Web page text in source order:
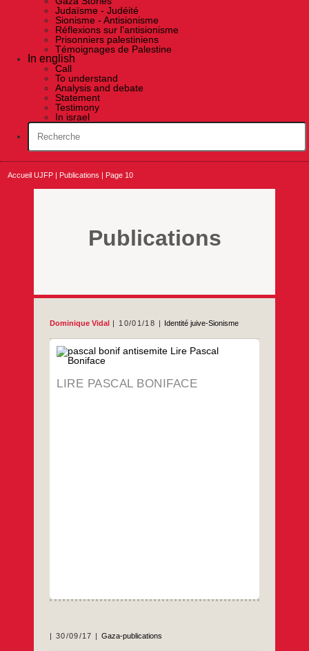
Judaïsme - Judéité
Sionisme - Antisionisme
Réflexions sur l’antisionisme
Prisonniers palestiniens
Témoignages de Palestine
In english
Call
To understand
Analysis and debate
Statement
Testimony
In israel
Accueil UJFP Publications Page 10
Publications
Dominique Vidal 10/01/18 Identité juive-Sionisme
LIRE PASCAL BONIFACE
Publié le 7 janv. 2018 sur le blog Médiapart
Nombre d’intellectuels français ont fait,
30/09/17 Gaza-publications